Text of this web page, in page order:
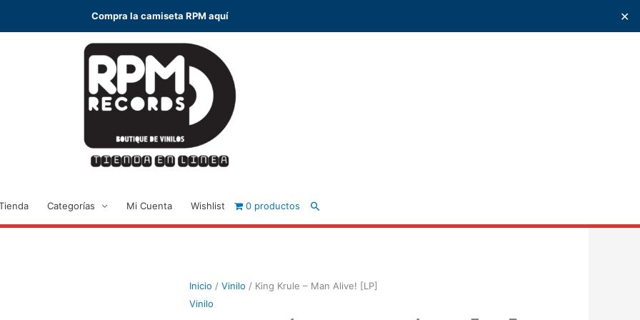
Compra la camiseta RPM aquí ✕
Categorías Mi Cuenta Wishlist 0 productos Buscar
Inicio /Vinilo / King Krule – Man Alive! [LP]
Vinilo